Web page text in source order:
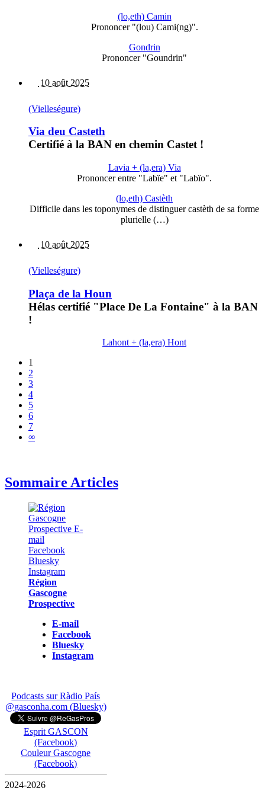
(lo,eth) Camin
Prononcer "(lou) Cami(ng)".
Gondrin
Prononcer "Goundrin"
10 août 2025
(Vielleségure)
Via deu Casteth
Certifié à la BAN en chemin Castet !
Lavia + (la,era) Via
Prononcer entre "Labïe" et "Labïo".
(lo,eth) Castèth
Difficile dans les toponymes de distinguer castèth de sa forme
plurielle (…)
10 août 2025
(Vielleségure)
Plaça de la Houn
Hélas certifié "Place De La Fontaine" à la BAN
!
Lahont + (la,era) Hont
1
2
3
4
5
6
7
∞
Sommaire Articles
Région
Gascogne
Prospective
E-mail
Facebook
Bluesky
Instagram
Podcasts sur Ràdio País
@gasconha.com (Bluesky)
Esprit GASCON
(Facebook)
Couleur Gascogne
(Facebook)
2024-2026